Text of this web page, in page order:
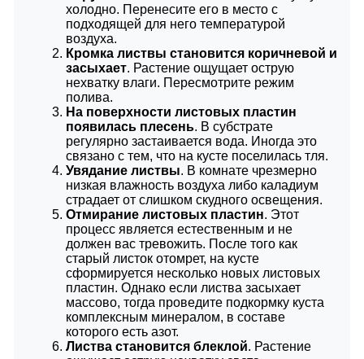
холодно. Перенесите его в место с
подходящей для него температурой
воздуха.
Кромка листвы становится коричневой и
засыхает. Растение ощущает острую
нехватку влаги. Пересмотрите режим
полива.
На поверхности листовых пластин
появилась плесень. В субстрате
регулярно застаивается вода. Иногда это
связано с тем, что на кусте поселилась тля.
Увядание листвы. В комнате чрезмерно
низкая влажность воздуха либо каладиум
страдает от слишком скудного освещения.
Отмирание листовых пластин. Этот
процесс является естественным и не
должен вас тревожить. После того как
старый листок отомрет, на кусте
сформируется несколько новых листовых
пластин. Однако если листва засыхает
массово, тогда проведите подкормку куста
комплексным минералом, в составе
которого есть азот.
Листва становится блеклой. Растение